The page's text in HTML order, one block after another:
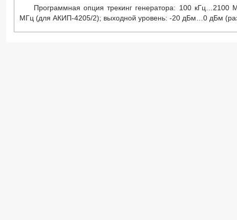
Программная опция трекинг генератора: 100
МГц (для АКИП-4205/2); выходной уровень: -20 дБм…0 дБм